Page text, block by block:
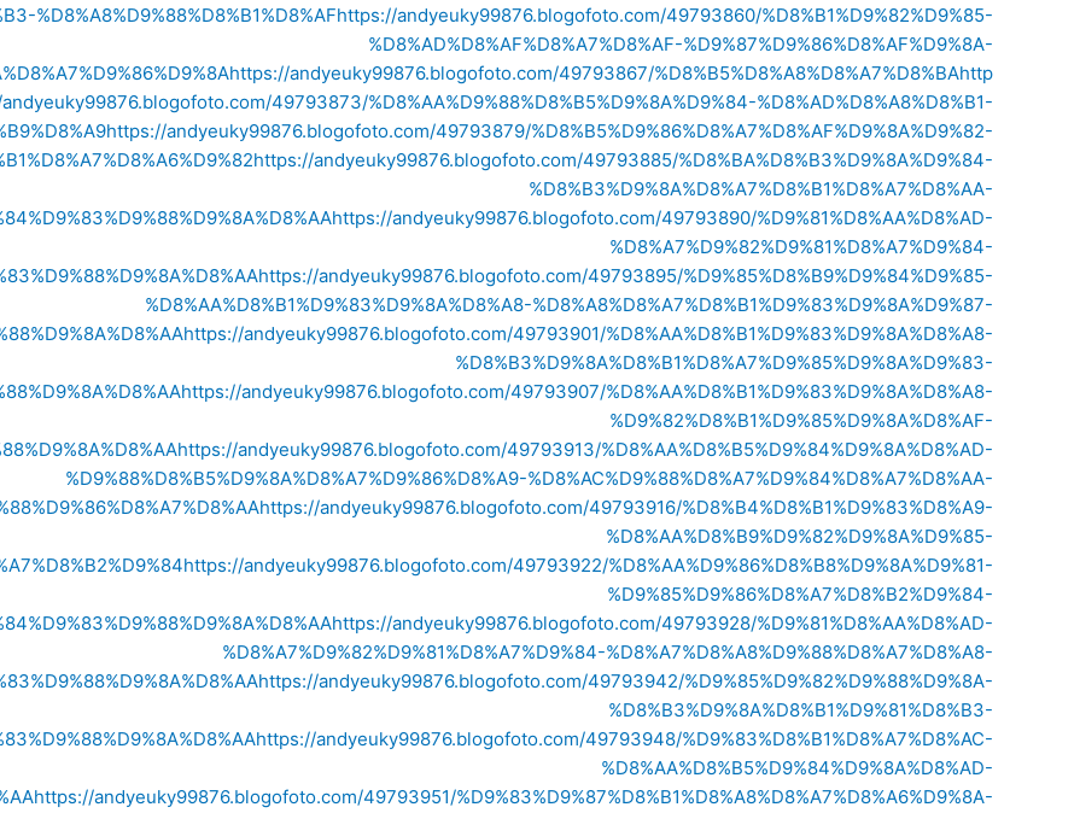
%D8%A8%D9%88%D8%B1%D8%AFhttps://andyeuky99876.blogofoto.com/49793860/%D8%B1%D9%82%D9%85-
%D8%AD%D8%AF%D8%A7%D8%AF-%D9%87%D9%86%D8%AF%D9%8A-
https://andyeuky99876.blogofoto.com/49793867/%D8%B5%D8%A8%D8%A7%D8%BAhttp
49793873/%D8%AA%D9%88%D8%B5%D9%8A%D9%84-%D8%AD%D8%A8%D8%B1-
https://andyeuky99876.blogofoto.com/49793879/%D8%B5%D9%86%D8%A7%D8%AF%D9%8A%D9%82-
https://andyeuky99876.blogofoto.com/49793885/%D8%BA%D8%B3%D9%8A%D9%84-
%D8%B3%D9%8A%D8%A7%D8%B1%D8%A7%D8%AA-
https://andyeuky99876.blogofoto.com/49793890/%D9%81%D8%AA%D8%AD-
%D8%A7%D9%82%D9%81%D8%A7%D9%84-
https://andyeuky99876.blogofoto.com/49793895/%D9%85%D8%B9%D9%84%D9%85-
%D8%AA%D8%B1%D9%83%D9%8A%D8%A8-%D8%A8%D8%A7%D8%B1%D9%83%D9%8A%D9%87-
https://andyeuky99876.blogofoto.com/49793901/%D8%AA%D8%B1%D9%83%D9%8A%D8%A8-
%D8%B3%D9%8A%D8%B1%D8%A7%D9%85%D9%8A%D9%83-
https://andyeuky99876.blogofoto.com/49793907/%D8%AA%D8%B1%D9%83%D9%8A%D8%A8-
%D9%82%D8%B1%D9%85%D9%8A%D8%AF-
https://andyeuky99876.blogofoto.com/49793913/%D8%AA%D8%B5%D9%84%D9%8A%D8%AD-
%D9%88%D8%B5%D9%8A%D8%A7%D9%86%D8%A9-%D8%AC%D9%88%D8%A7%D9%84%D8%A7%D8%AA-
https://andyeuky99876.blogofoto.com/49793916/%D8%B4%D8%B1%D9%83%D8%A9-
%D8%AA%D8%B9%D9%82%D9%8A%D9%85-
https://andyeuky99876.blogofoto.com/49793922/%D8%AA%D9%86%D8%B8%D9%8A%D9%81-
%D9%85%D9%86%D8%A7%D8%B2%D9%84-
https://andyeuky99876.blogofoto.com/49793928/%D9%81%D8%AA%D8%AD-
%D8%A7%D9%82%D9%81%D8%A7%D9%84-%D8%A7%D8%A8%D9%88%D8%A7%D8%A8-
https://andyeuky99876.blogofoto.com/49793942/%D9%85%D9%82%D9%88%D9%8A-
%D8%B3%D9%8A%D8%B1%D9%81%D8%B3-
https://andyeuky99876.blogofoto.com/49793948/%D9%83%D8%B1%D8%A7%D8%AC-
%D8%AA%D8%B5%D9%84%D9%8A%D8%AD-
https://andyeuky99876.blogofoto.com/49793951/%D9%83%D9%87%D8%B1%D8%A8%D8%A7%D8%A6%D9%8A-